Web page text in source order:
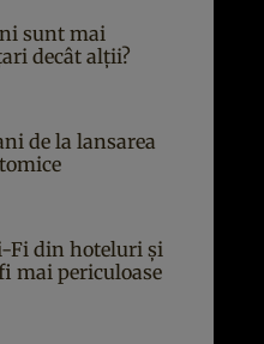
sunt mai
decât alții?
de la lansarea
Fi din hoteluri și
mai periculoase